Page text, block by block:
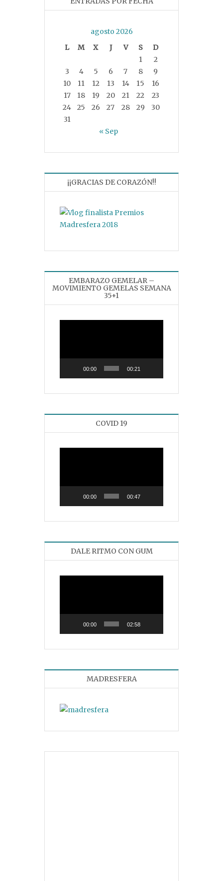
agosto 2026
L
M X J V S
D
1
2
3
4 5 6 7 8
9
10
11 12 13 14 15
16
17
18 19 20 21 22
23
24
25 26 27 28 29
30
31
« Sep
¡¡GRACIAS DE CORAZÓN!!
EMBARAZO GEMELAR –
MOVIMIENTO GEMELAS SEMANA
35+1
00:00 00:21
COVID 19
00:00 00:47
DALE RITMO CON GUM
00:00 02:58
MADRESFERA